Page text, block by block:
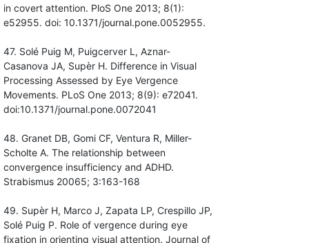
in covert attention. PloS One 2013; 8(1):
e52955. doi: 10.1371/journal.pone.0052955.
47. Solé Puig M, Puigcerver L, Aznar-
Casanova JA, Supèr H. Difference in Visual
Processing Assessed by Eye Vergence
Movements. PLoS One 2013; 8(9): e72041.
doi:10.1371/journal.pone.0072041
48. Granet DB, Gomi CF, Ventura R, Miller-
Scholte A. The relationship between
convergence insufficiency and ADHD.
Strabismus 20065; 3:163-168
49. Supèr H, Marco J, Zapata LP, Crespillo JP,
Solé Puig P. Role of vergence during eye
fixation in orienting visual attention. Journal of